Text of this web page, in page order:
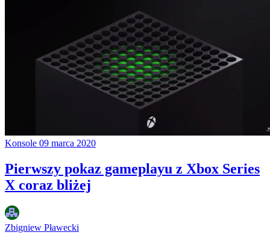
Konsole 09 marca 2020
Pierwszy pokaz gameplayu z Xbox Series
X coraz bliżej
Zbigniew Pławecki